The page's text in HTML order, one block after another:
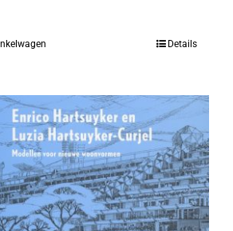
Details